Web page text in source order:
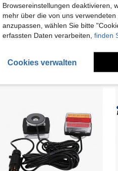
0,71€ sparen
-3% 2 Stück 35W LED Scheinwerferlampen H1 H4 H7 H11 9005 9012, 1:1 Mini Stecker und Spielen Autoscheinwerfer
Browsereinstellungen deaktivieren,
mehr über die von uns
anzupassen, wählen Sie bitte
erfassten Daten verarbeiten, finden
Cookies verwalten